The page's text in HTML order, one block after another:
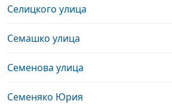
Селицкого улица
Семашко улица
Семенова улица
Семеняко Юрия